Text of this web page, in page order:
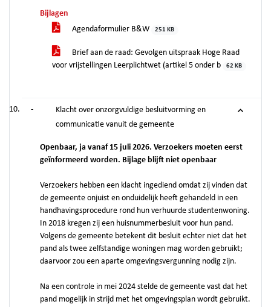
Bijlagen
Agendaformulier B&W
251 KB
Brief aan de raad: Gevolgen uitspraak Hoge Raad
voor vrijstellingen Leerplichtwet (artikel 5 onder b
62 KB
-
Klacht over onzorgvuldige besluitvorming en
communicatie vanuit de gemeente
Openbaar, ja vanaf 15 juli 2026. Verzoekers moeten eerst
geïnformeerd worden. Bijlage blijft niet openbaar
Verzoekers hebben een klacht ingediend omdat zij vinden dat
de gemeente onjuist en onduidelijk heeft gehandeld in een
handhavingsprocedure rond hun verhuurde studentenwoning.
In 2018 kregen zij een huisnummerbesluit voor hun pand.
Volgens de gemeente betekent dit besluit echter niet dat het
pand als twee zelfstandige woningen mag worden gebruikt;
daarvoor zou een aparte omgevingsvergunning nodig zijn.
Na een controle in mei 2024 stelde de gemeente vast dat het
pand mogelijk in strijd met het omgevingsplan wordt gebruikt.